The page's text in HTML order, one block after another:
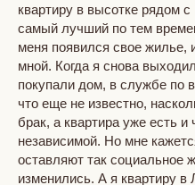
квартиру в высотке рядом
самый лучший по тем
меня появился свое жилье,
мной. Когда я снова
покупали дом, в службе по
что еще не известно,
брак, а квартира уже есть
независимой. Но мне
оставляют так социальное
изменились. А я квартиру